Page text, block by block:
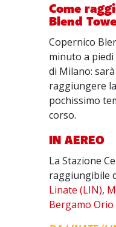
Come
Blend
Copernico
minuto a piedi
di Milano:
raggiungere
pochissimo
corso.
IN AEREO
La Stazione
raggiungibile
Linate (LIN),
Bergamo Orio